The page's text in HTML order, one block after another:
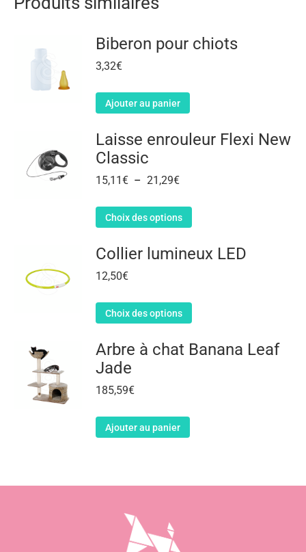
Biberon pour chiots
3,32€
Ajouter au panier
Laisse enrouleur Flexi New
Classic
15,11€ – 21,29€
Choix des options
Collier lumineux LED
12,50€
Choix des options
Arbre à chat Banana Leaf
Jade
185,59€
Ajouter au panier